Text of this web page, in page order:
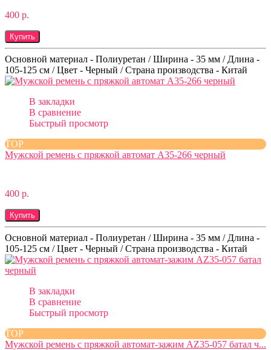
400 р.
Купить
Основной материал - Полиуретан / Ширина - 35 мм / Длина -
105-125 см / Цвет - Черный / Страна производства - Китай
В закладки
В сравнение
Быстрый просмотр
TOP
Мужской ремень с пряжкой автомат A35-266 черный
400 р.
Купить
Основной материал - Полиуретан / Ширина - 35 мм / Длина -
105-125 см / Цвет - Черный / Страна производства - Китай
В закладки
В сравнение
Быстрый просмотр
TOP
Мужской ремень с пряжкой автомат-зажим AZ35-057 батал ч...